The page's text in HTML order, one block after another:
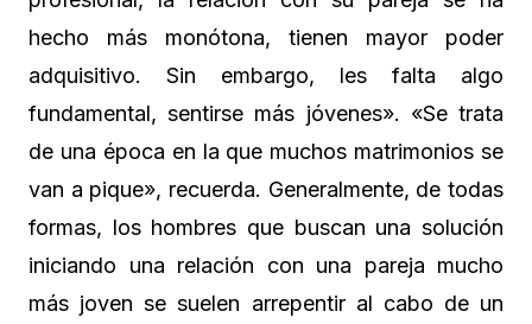
hecho más monótona, tienen mayor poder
adquisitivo. Sin embargo, les falta algo
fundamental, sentirse más jóvenes». «Se trata
de una época en la que muchos matrimonios se
van a pique», recuerda. Generalmente, de todas
formas, los hombres que buscan una solución
iniciando una relación con una pareja mucho
más joven se suelen arrepentir al cabo de un